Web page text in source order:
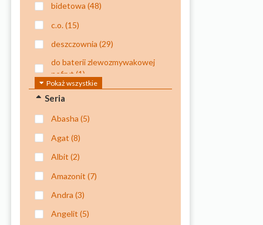
bidetowa (48)
c.o.(15)
deszczownia (29)
do baterii zlewozmywakowej
nefryt (1)
do czyszczenia powierzchni
szklanych, tj. szyby, kabiny,
lustra(1)
do natrysków
do natrysku kuchennego
do natrysku kuchennego
oraz baterii
wielootworowych
Pokaż wszystkie
Seria
abasha (5)
agat (8)
albit (2)
amazonit (7)
andra (3)
angelit (5)